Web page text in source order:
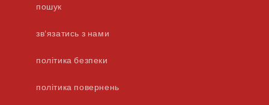
пошук
зв'язатись з нами
політика безпеки
політика повернень